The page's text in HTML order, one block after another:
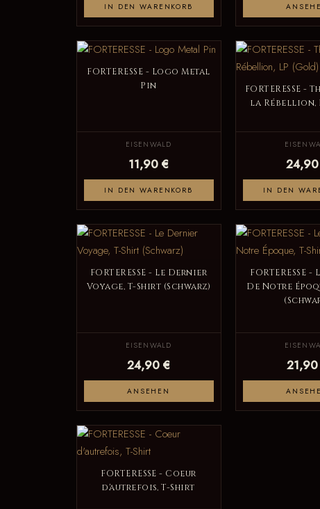
IN DEN WARENKORB
FORTERESSE - Logo Metal
Pin
EISENWALD
11,90 €
IN DEN WARENKORB
FORTERESSE -
la Rébellion,
IN DEN
FORTERESSE - Le Dernier
Voyage, T-Shirt (Schwarz)
EISENWALD
24,90 €
ANSEHEN
FORTERESSE
De Notre
FORTERESSE - Coeur
d'autrefois, T-Shirt